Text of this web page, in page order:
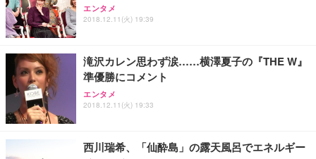
エンタメ
2018.12.11(火) 19:39
滝沢カレン思わず涙……横澤夏子の『THE W』
準優勝にコメント
エンタメ
2018.12.11(火) 19:33
西川瑞希、「仙酔島」の露天風呂でエネルギー